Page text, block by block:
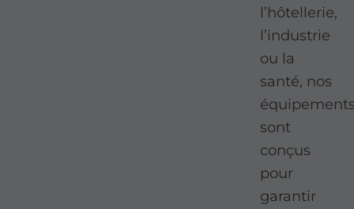
l’hôtellerie,
l’industrie
ou la
santé, nos
sont
conçus
pour
garantir